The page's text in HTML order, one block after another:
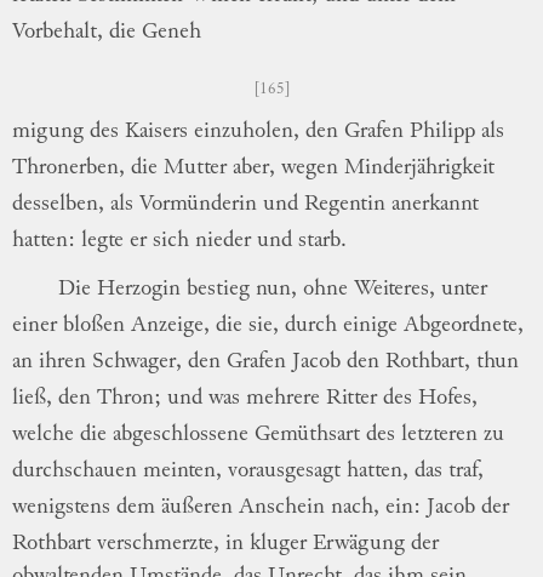
Vorbehalt, die Geneh
165
migung des Kaisers einzuholen, den Grafen Philipp als
Thronerben, die Mutter aber, wegen Minderjährigkeit
desselben, als Vormünderin und Regentin anerkannt
hatten: legte er sich nieder und starb.
Die Herzogin bestieg nun, ohne Weiteres,unter
einer bloßen Anzeige, die sie, durch einige Abgeordnete,
an ihren Schwager, den Grafen Jacob den Rothbart, thun
ließ, den Thron; und was mehrere Ritter des Hofes,
welche die abgeschlossene Gemüthsart des letzteren zu
durchschauen meinten, vorausgesagt hatten, das traf,
wenigstens dem äußeren Anschein nach, ein: Jacob der
Rothbart verschmerzte, in kluger Erwägung der